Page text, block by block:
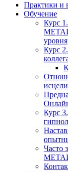
Практики и
Обучение
Курс
уровня
Курс
Курс
Часто